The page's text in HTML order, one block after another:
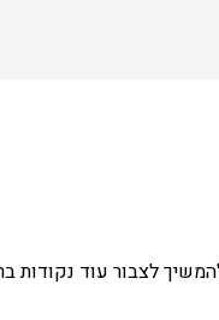
לצבור עוד נקודות